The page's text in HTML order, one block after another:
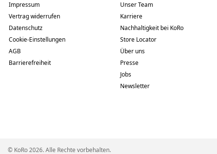
Impressum
Vertrag widerrufen
Datenschutz
Cookie-Einstellungen
AGB
Barrierefreiheit
Unser Team
Karriere
Nachhaltigkeit bei KoRo
Store Locator
Über uns
Presse
Jobs
Newsletter
© KoRo 2026. Alle Rechte vorbehalten.